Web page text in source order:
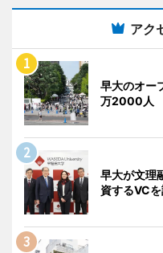
アク
早大のオー
万2000人
早大が文理
資するVC